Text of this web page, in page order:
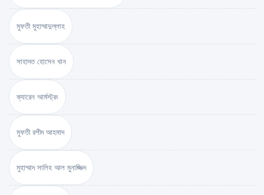
মুফতী মুহাম্মাদুল্লাহ
সাহাদত হোসেন খান
ক্যারেন আর্মস্ট্রং
মুফতী রশীদ আহমাদ
মুহাম্মাদ সালিহ আল মুনাজ্জিদ